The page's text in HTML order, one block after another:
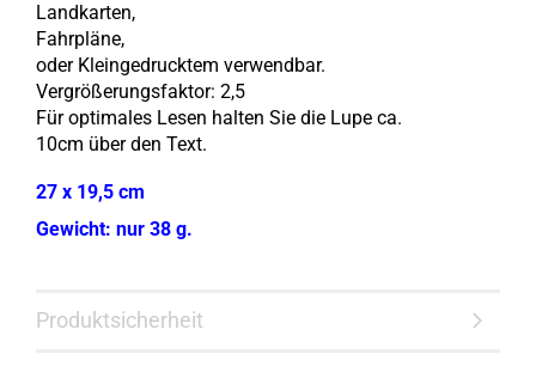
Landkarten,
Fahrpläne,
oder Kleingedrucktem verwendbar.
Vergrößerungsfaktor: 2,5
Für optimales Lesen halten Sie die Lupe ca.
10cm über den Text.
27 x 19,5 cm
Gewicht: nur 38 g.
Produktsicherheit